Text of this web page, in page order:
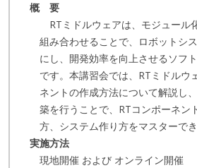
概 要
RTミドルウェアは、モジュール
組み合わせることで、ロボットシ
にし、開発効率を向上させるソフ
です。本講習会では、RTミドルウ
ネントの作成方法について解説し
築を行うことで、RTコンポーネン
方、システム作り方をマスターでき
実施方法
現地開催 および オンライン開催